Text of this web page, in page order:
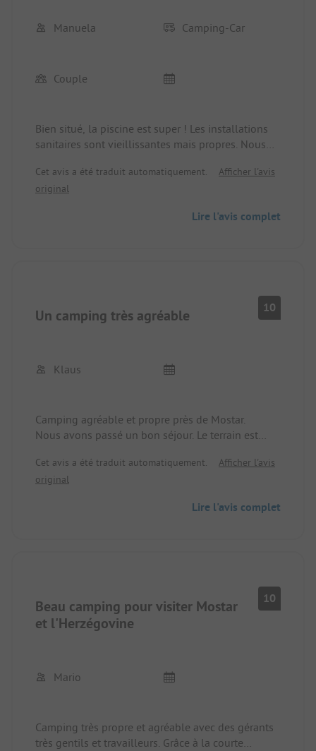
Manuela Camping-Car
Couple
Bien situé, la piscine est super ! Les installations
sanitaires sont vieillissantes mais propres. Nous
propriétaire du site est très sympa. Nous aimerions
revenir ici. Un séjour prévu d'un jour est devenu
Cet avis a été traduit automatiquement.
Afficher l'avis
original
Lire l'avis complet
Un camping très agréable 10
Klaus
Camping agréable et propre près de Mostar.
Nous avons passé un bon séjour. Le terrain est
idéal comme point de départ pour des excursions
à Mostar, Blagaj et Međugorje.
Cet avis a été traduit automatiquement.
Afficher l'avis
original
Lire l'avis complet
Beau camping pour visiter Mostar
et l'Herzégovine
10
Mario
Camping très propre et agréable avec des gérants
très gentils et travailleurs. Grâce à la courte